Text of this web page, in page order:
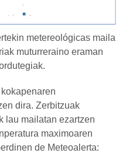
metereológicas maila
muturreraino eraman
dira. Zerbitzuak
lau mailatan ezartzen
maximoaren
de Meteoalerta: